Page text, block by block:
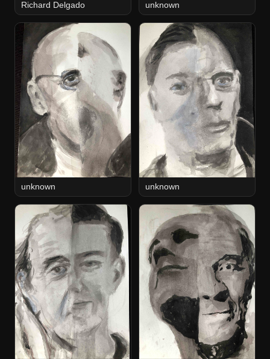
Richard Delgado unknown
unknown unknown